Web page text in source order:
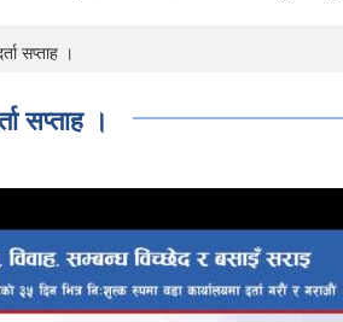
सप्ताह ।
सप्ताह ।